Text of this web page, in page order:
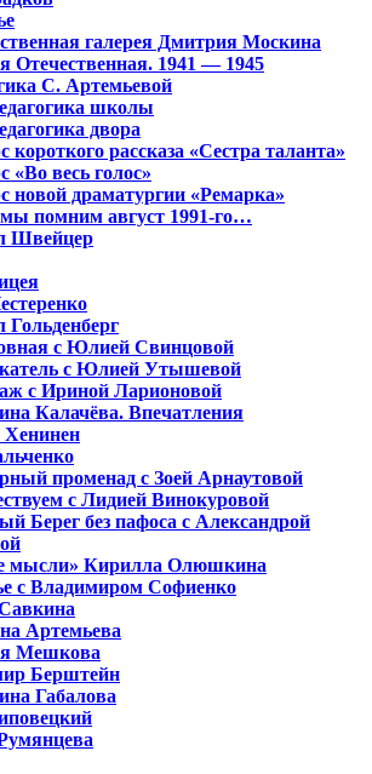
галерея Дмитрия Москина
Отечественная. 1941 — 1945
С. Артемьевой
школы
двора
короткого рассказа «Сестра таланта»
«Во весь голос»
новой драматургии «Ремарка»
помним август 1991-го…
Швейцер
с Юлией Свинцовой
с Юлией Утышевой
с Ириной Ларионовой
Калачёва. Впечатления
Хенинен
променад с Зоей Арнаутовой
с Лидией Винокуровой
Берег без пафоса с Александрой
мысли» Кирилла Олюшкина
с Владимиром Софиенко
Артемьева
Мешкова
Берштейн
Габалова